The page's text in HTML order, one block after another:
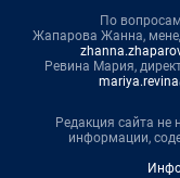
По
Жапарова Жанна,
Ревина Мария,
Редакция сайта не
информации,